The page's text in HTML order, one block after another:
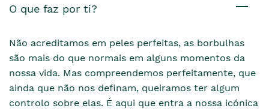
O que faz por ti?
Não acreditamos em peles perfeitas, as borbulhas
são mais do que normais em alguns momentos da
nossa vida. Mas compreendemos perfeitamente, que
ainda que não nos definam, queiramos ter algum
controlo sobre elas. É aqui que entra a nossa icónica